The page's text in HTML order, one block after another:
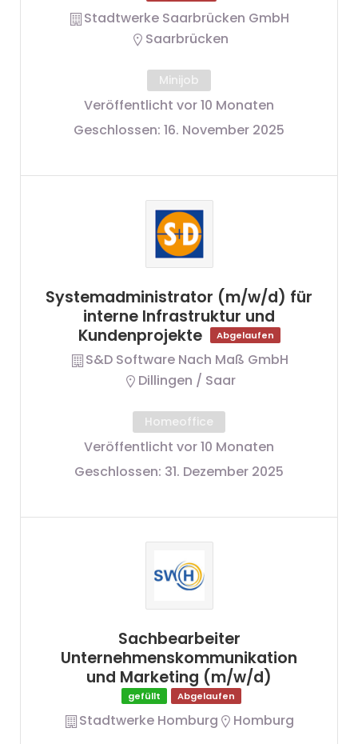
Stadtwerke Saarbrücken GmbH
Saarbrücken
Minijob
Veröffentlicht vor 10 Monaten
Geschlossen: 16. November 2025
Systemadministrator (m/w/d) für
interne Infrastruktur und
Kundenprojekte
Abgelaufen
S&D Software Nach Maß GmbH
Dillingen / Saar
Homeoffice
Veröffentlicht vor 10 Monaten
Geschlossen: 31. Dezember 2025
Sachbearbeiter
Unternehmenskommunikation
und Marketing (m/w/d)
gefüllt Abgelaufen
Stadtwerke Homburg Homburg